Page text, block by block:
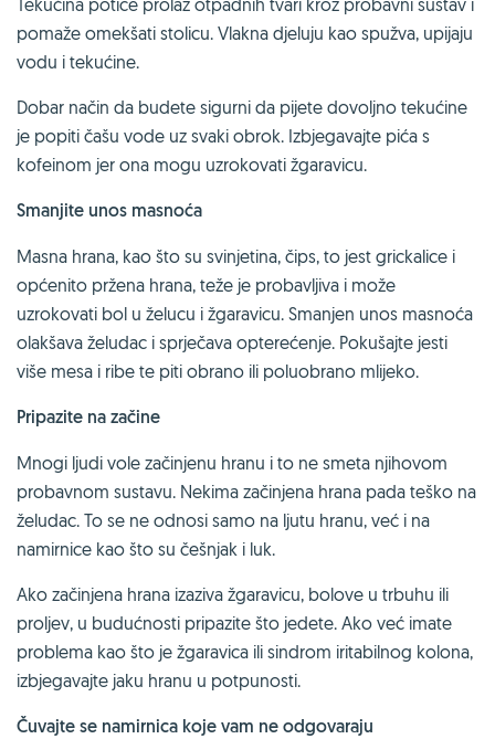
pomaže omekšati stolicu. Vlakna djeluju kao spužva, upijaju
vodu i tekućine.
Dobar način da budete sigurni da pijete dovoljno tekućine
je popiti čašu vode uz svaki obrok. Izbjegavajte pića s
kofeinom jer ona mogu uzrokovati žgaravicu.
Smanjite unos masnoća
Masna hrana, kao što su svinjetina, čips, to jest grickalice i
općenito pržena hrana, teže je probavljiva i može
uzrokovati bol u želucu i žgaravicu. Smanjen unos masnoća
olakšava želudac i sprječava opterećenje. Pokušajte jesti
više mesa i ribe te piti obrano ili poluobrano mlijeko.
Pripazite na začine
Mnogi ljudi vole začinjenu hranu i to ne smeta njihovom
probavnom sustavu. Nekima začinjena hrana pada teško na
želudac. To se ne odnosi samo na ljutu hranu, već i na
namirnice kao što su češnjak i luk.
Ako začinjena hrana izaziva žgaravicu, bolove u trbuhu ili
proljev, u budućnosti pripazite što jedete. Ako već imate
problema kao što je žgaravica ili sindrom iritabilnog kolona,
izbjegavajte jaku hranu u potpunosti.
Čuvajte se namirnica koje vam ne odgovaraju